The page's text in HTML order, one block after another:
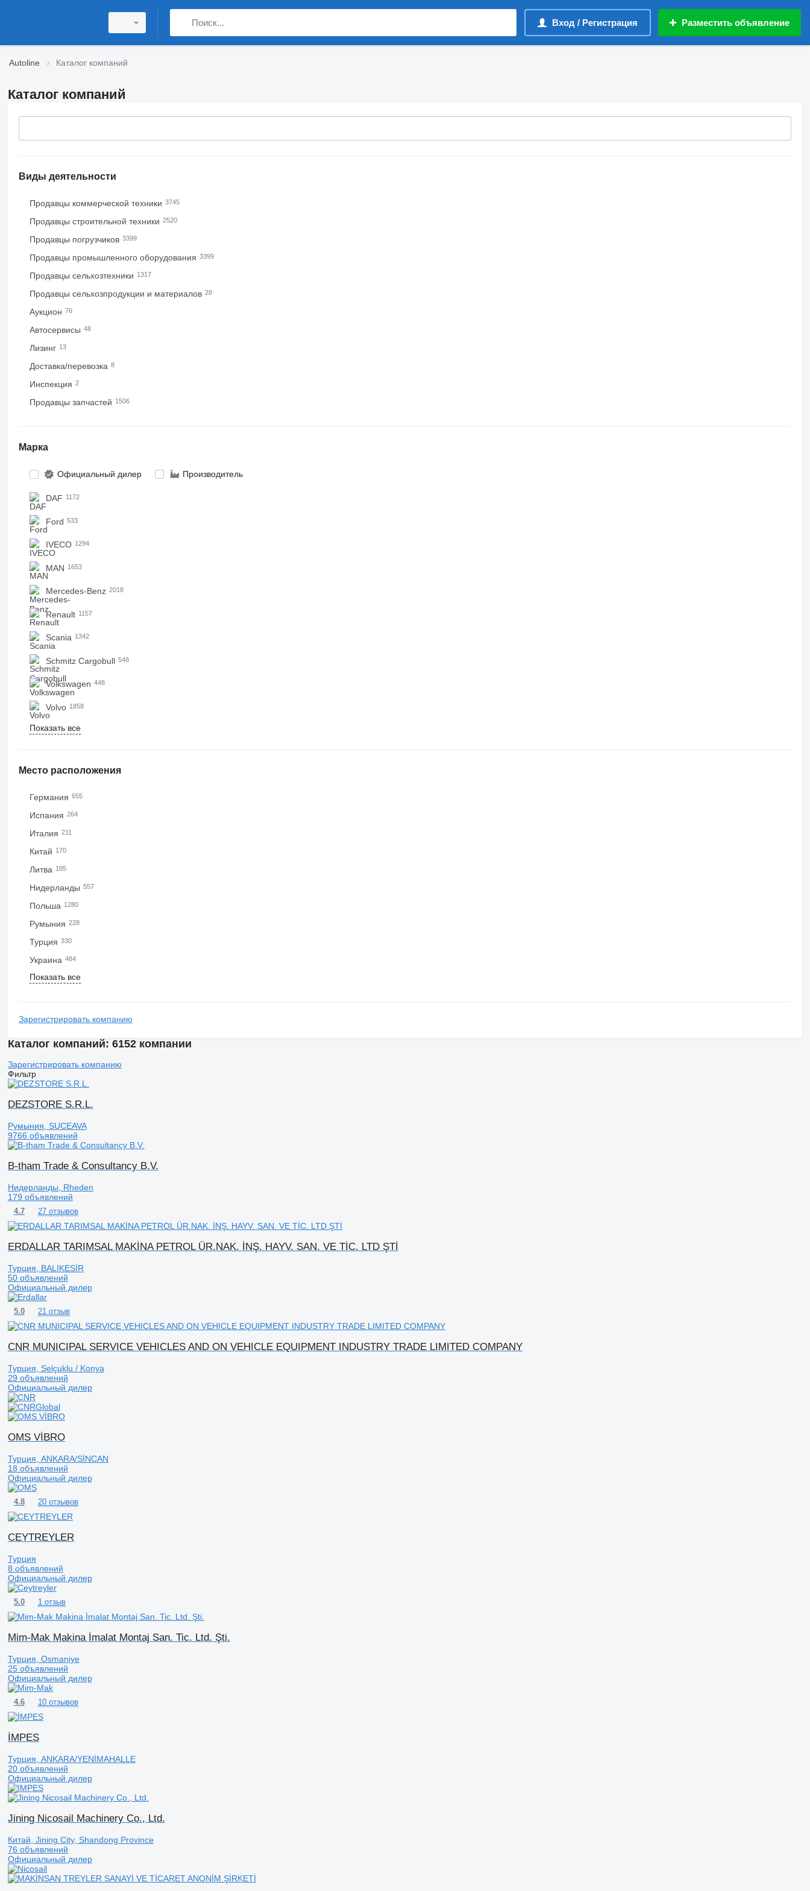
Вход / Регистрация Разместить объявление
Autoline Каталог компаний
Каталог компаний
Виды деятельности
Продавцы коммерческой техники 3745
Продавцы строительной техники 2520
Продавцы погрузчиков 3399
Продавцы промышленного оборудования 3399
Продавцы сельхозтехники 1317
Продавцы сельхозпродукции и материалов 28
Аукцион 76
Автосервисы 48
Лизинг 13
Доставка/перевозка 8
Инспекция 2
Продавцы запчастей 1506
Марка
Официальный дилер Производитель
DAF 1172
Ford 533
IVECO 1294
MAN 1653
Mercedes-Benz 2018
Renault 1157
Scania 1342
Schmitz Cargobull 548
Volkswagen 448
Volvo 1858
Показать все
Место расположения
Германия 655
Испания 264
Италия 211
Китай 170
Литва 185
Нидерланды 557
Польша 1280
Румыния 228
Турция 330
Украина 484
Показать все
Зарегистрировать компанию
Каталог компаний: 6152 компании
Зарегистрировать компанию
Фильтр
DEZSTORE S.R.L.
Румыния, SUCEAVA
9766 объявлений
B-tham Trade & Consultancy B.V.
Нидерланды, Rheden
179 объявлений
4.7 27 отзывов
ERDALLAR TARIMSAL MAKİNA PETROL ÜR.NAK. İNŞ. HAYV. SAN. VE TİC. LTD ŞTİ
Турция, BALIKESİR
50 объявлений
Официальный дилер
5.0 21 отзыв
CNR MUNICIPAL SERVICE VEHICLES AND ON VEHICLE EQUIPMENT INDUSTRY TRADE LIMITED COMPANY
Турция, Selçuklu / Konya
29 объявлений
Официальный дилер
OMS VİBRO
Турция, ANKARA/SİNCAN
18 объявлений
Официальный дилер
4.8 20 отзывов
CEYTREYLER
Турция
8 объявлений
Официальный дилер
5.0 1 отзыв
Mim-Mak Makina İmalat Montaj San. Tic. Ltd. Şti.
Турция, Osmaniye
25 объявлений
Официальный дилер
4.6 10 отзывов
İMPES
Турция, ANKARA/YENİMAHALLE
20 объявлений
Официальный дилер
Jining Nicosail Machinery Co., Ltd.
Китай, Jining City, Shandong Province
76 объявлений
Официальный дилер